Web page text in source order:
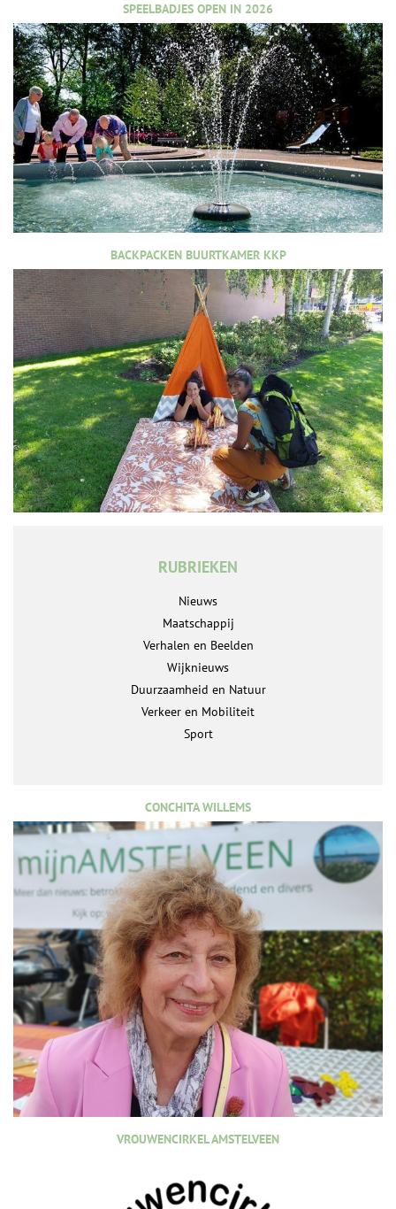
SPEELBADJES OPEN IN 2026
BACKPACKEN BUURTKAMER KKP
RUBRIEKEN
Nieuws
Maatschappij
Verhalen en Beelden
Wijknieuws
Duurzaamheid en Natuur
Verkeer en Mobiliteit
Sport
CONCHITA WILLEMS
VROUWENCIRKEL AMSTELVEEN